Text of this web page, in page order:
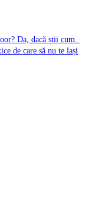
Da, dacă știi cum.
de care să nu te lași